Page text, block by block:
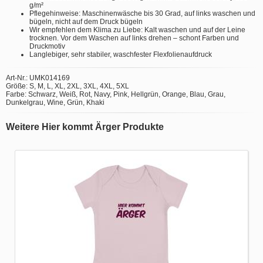
g/m²
Pflegehinweise: Maschinenwäsche bis 30 Grad, auf links waschen und
bügeln, nicht auf dem Druck bügeln
Wir empfehlen dem Klima zu Liebe: Kalt waschen und auf der Leine
trocknen. Vor dem Waschen auf links drehen – schont Farben und
Druckmotiv
Langlebiger, sehr stabiler, waschfester Flexfolienaufdruck
Art-Nr.: UMK014169
Größe: S, M, L, XL, 2XL, 3XL, 4XL, 5XL
Farbe: Schwarz, Weiß, Rot, Navy, Pink, Hellgrün, Orange, Blau, Grau,
Dunkelgrau, Wine, Grün, Khaki
Weitere Hier kommt Ärger Produkte